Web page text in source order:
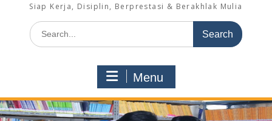
Siap Kerja, Disiplin, Berprestasi & Berakhlak Mulia
Search
for:
Menu